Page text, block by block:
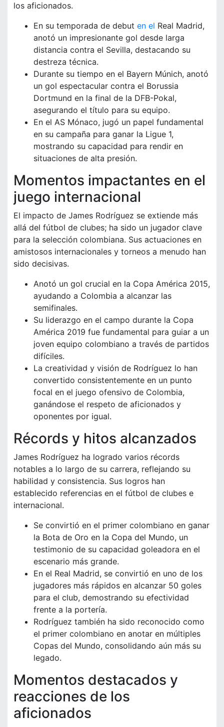
los aficionados.
En su temporada de debut en el Real Madrid,
anotó un impresionante gol desde larga
distancia contra el Sevilla, destacando su
destreza técnica.
Durante su tiempo en el Bayern Múnich, anotó
un gol espectacular contra el Borussia
Dortmund en la final de la DFB-Pokal,
asegurando el título para su equipo.
En el AS Mónaco, jugó un papel fundamental
en su campaña para ganar la Ligue 1,
mostrando su capacidad para rendir en
situaciones de alta presión.
Momentos impactantes en el
juego internacional
El impacto de James Rodríguez se extiende más
allá del fútbol de clubes; ha sido un jugador clave
para la selección colombiana. Sus actuaciones en
amistosos internacionales y torneos a menudo han
sido decisivas.
Anotó un gol crucial en la Copa América 2015,
ayudando a Colombia a alcanzar las
semifinales.
Su liderazgo en el campo durante la Copa
América 2019 fue fundamental para guiar a un
joven equipo colombiano a través de partidos
difíciles.
La creatividad y visión de Rodríguez lo han
convertido consistentemente en un punto
focal en el juego ofensivo de Colombia,
ganándose el respeto de aficionados y
oponentes por igual.
Récords y hitos alcanzados
James Rodríguez ha logrado varios récords
notables a lo largo de su carrera, reflejando su
habilidad y consistencia. Sus logros han
establecido referencias en el fútbol de clubes e
internacional.
Se convirtió en el primer colombiano en ganar
la Bota de Oro en la Copa del Mundo, un
testimonio de su capacidad goleadora en el
escenario más grande.
En el Real Madrid, se convirtió en uno de los
jugadores más rápidos en alcanzar 50 goles
para el club, demostrando su efectividad
frente a la portería.
Rodríguez también ha sido reconocido como
el primer colombiano en anotar en múltiples
Copas del Mundo, consolidando aún más su
legado.
Momentos destacados y
reacciones de los
aficionados